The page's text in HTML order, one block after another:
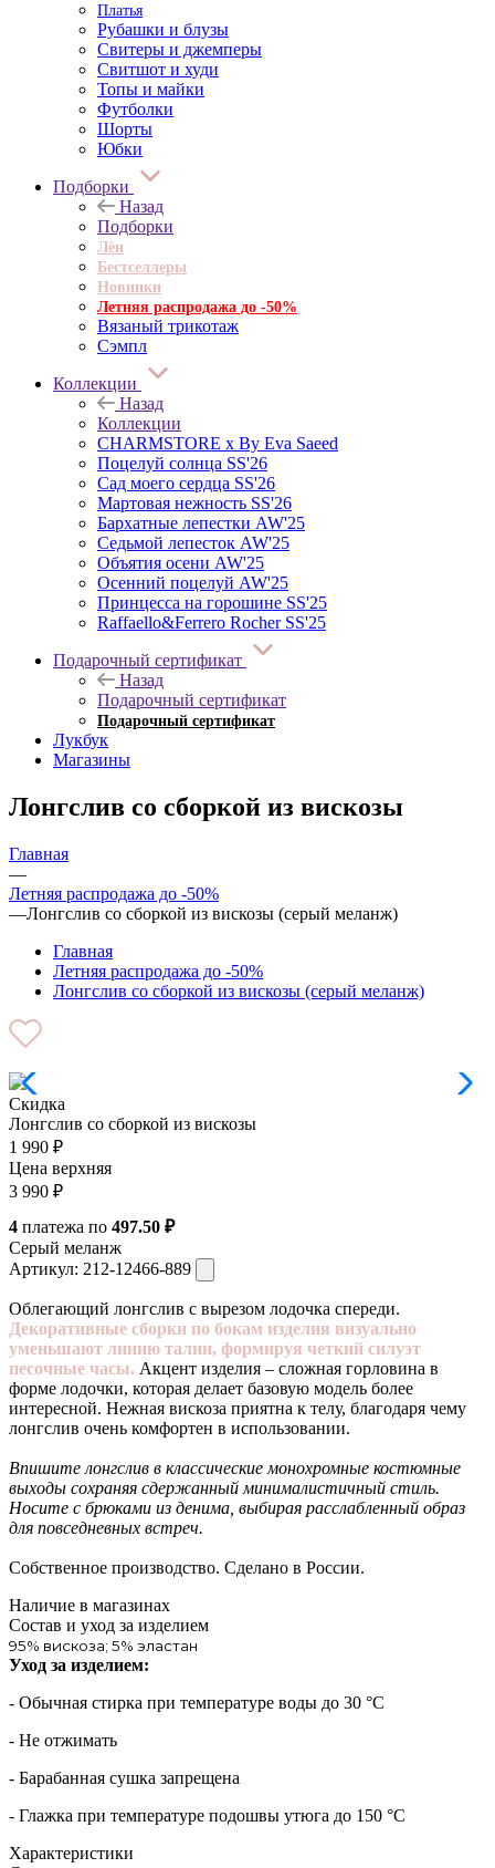
Платья
Рубашки и блузы
Свитеры и джемперы
Свитшот и худи
Топы и майки
Футболки
Шорты
Юбки
Подборки
Назад
Подборки
Лён
Бестселлеры
Новинки
Летняя распродажа до -50%
Вязаный трикотаж
Сэмпл
Коллекции
Назад
Коллекции
CHARMSTORE х By Eva Saeed
Поцелуй солнца SS'26
Сад моего сердца SS'26
Мартовая нежность SS'26
Бархатные лепестки AW'25
Седьмой лепесток AW'25
Объятия осени AW'25
Осенний поцелуй AW'25
Принцесса на горошине SS'25
Raffaello&Ferrero Rocher SS'25
Подарочный сертификат
Назад
Подарочный сертификат
Подарочный сертификат
Лукбук
Магазины
Лонгслив со сборкой из вискозы
Главная
—
Летняя распродажа до -50%
—Лонгслив со сборкой из вискозы (серый меланж)
Главная
Летняя распродажа до -50%
Лонгслив со сборкой из вискозы (серый меланж)
Скидка
Лонгслив со сборкой из вискозы
1 990 ₽
Цена верхняя
3 990 ₽
4 платежа по 497.50 ₽
Серый меланж
Артикул: 212-12466-889
Облегающий лонгслив с вырезом лодочка спереди.
Декоративные сборки по бокам изделия визуально
уменьшают линию талии, формируя четкий силуэт
песочные часы. Акцент изделия – сложная горловина в
форме лодочки, которая делает базовую модель более
интересной. Нежная вискоза приятна к телу, благодаря чему
лонгслив очень комфортен в использовании.
Впишите лонгслив в классические монохромные костюмные
выходы сохраняя сдержанный минималистичный стиль.
Носите с брюками из денима, выбирая расслабленный образ
для повседневных встреч.
Собственное производство. Сделано в России.
Наличие в магазинах
Состав и уход за изделием
95% вискоза; 5% эластан
Уход за изделием:
- Обычная стирка при температуре воды до 30 °C
- Не отжимать
- Барабанная сушка запрещена
- Глажка при температуре подошвы утюга до 150 °C
Характеристики